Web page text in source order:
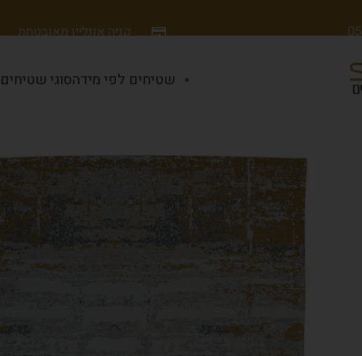
קניה אונליין מאובטחת
שטיחים לפי מידהסוגי שטיחים